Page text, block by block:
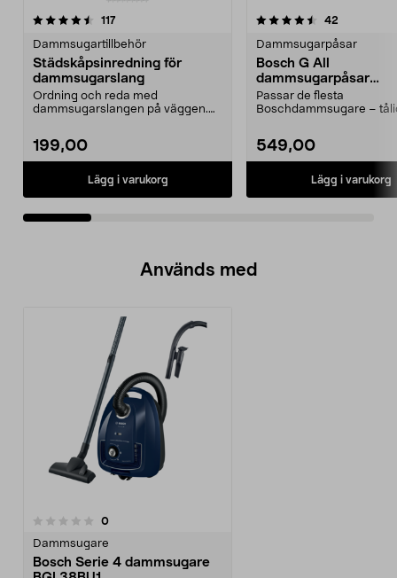
117recensioner
Dammsugartillbehör
Städskåpsinredning för
dammsugarslang
Ordning och reda med
dammsugarslangen på väggen.
199,00
Lägg i varukorg
4.5av 5 stjärnor 42
Dammsugarpåsar
Bosch G All
dammsugarpåsar
PowerProtect, 16-
Passar de flesta
Boschdammsugare –
549,00
Lägg i varukorg
5.0av 5 stjärnor
Används med
0recensioner
Dammsugare
Bosch Serie 4 dammsugare